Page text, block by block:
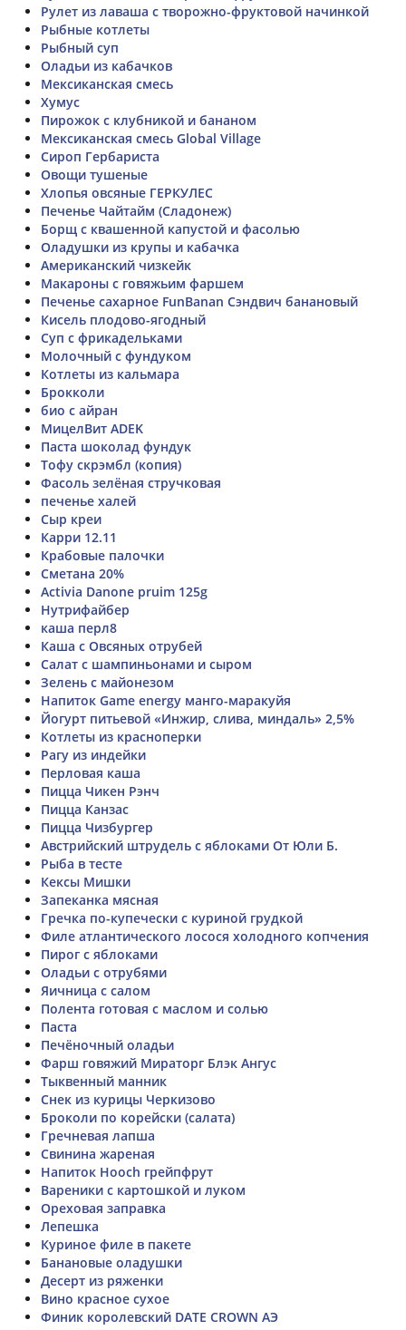
Рулет из лаваша с творожно-фруктовой начинкой
Рыбные котлеты
Рыбный суп
Оладьи из кабачков
Мексиканская смесь
Хумус
Пирожок с клубникой и бананом
Мексиканская смесь Global Village
Сироп Гербариста
Овощи тушеные
Хлопья овсяные ГЕРКУЛЕС
Печенье Чайтайм (Сладонеж)
Борщ с квашенной капустой и фасолью
Оладушки из крупы и кабачка
Американский чизкейк
Макароны с говяжьим фаршем
Печенье сахарное FunBanan Сэндвич банановый
Кисель плодово-ягодный
Суп с фрикадельками
Молочный с фундуком
Котлеты из кальмара
Брокколи
био с айран
МицелВит ADEK
Паста шоколад фундук
Тофу скрэмбл (копия)
Фасоль зелёная стручковая
печенье халей
Сыр креи
Карри 12.11
Крабовые палочки
Сметана 20%
Activia Danone pruim 125g
Нутрифайбер
каша перл8
Каша с Овсяных отрубей
Салат с шампиньонами и сыром
Зелень с майонезом
Напиток Game energy манго-маракуйя
Йогурт питьевой «Инжир, слива, миндаль» 2,5%
Котлеты из красноперки
Рагу из индейки
Перловая каша
Пицца Чикен Рэнч
Пицца Канзас
Пицца Чизбургер
Австрийский штрудель с яблоками От Юли Б.
Рыба в тесте
Кексы Мишки
Запеканка мясная
Гречка по-купечески с куриной грудкой
Филе атлантического лосося холодного копчения
Пирог с яблоками
Оладьи с отрубями
Яичница с салом
Полента готовая с маслом и солью
Паста
Печёночный оладьи
Фарш говяжий Мираторг Блэк Ангус
Тыквенный манник
Снек из курицы Черкизово
Броколи по корейски (салата)
Гречневая лапша
Свинина жареная
Напиток Hooch грейпфрут
Вареники с картошкой и луком
Ореховая заправка
Лепешка
Куриное филе в пакете
Банановые оладушки
Десерт из ряженки
Вино красное сухое
Финик королевский DATE CROWN АЭ